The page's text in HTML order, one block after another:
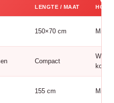
LENGTE / MAAT HOES
150×70 cm
Compact
155 cm